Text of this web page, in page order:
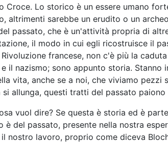
Croce. Lo storico è un essere umano
altrimenti sarebbe un erudito o un
passato, che è un'attività propria di
il modo in cui egli ricostruisce il
francese, non c'è più la
il nazismo; sono appunto storia.
vita, anche se a noi, che viviamo pezzi
si allunga, questi tratti del passato
vuol dire? Se questa è storia ed è
è del passato, presente nella nostra
nostro lavoro, proprio come diceva